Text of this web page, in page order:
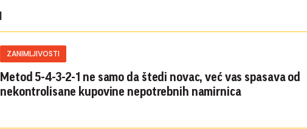
ZANIMLJIVOSTI
Metod 5-4-3-2-1 ne samo da štedi novac, već vas spasava od
nekontrolisane kupovine nepotrebnih namirnica